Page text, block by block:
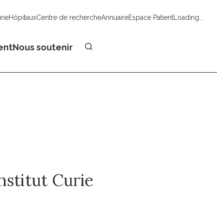
HôpitauxCentre de rechercheAnnuaireEspace PatientLoading...
Nous soutenir
Curie